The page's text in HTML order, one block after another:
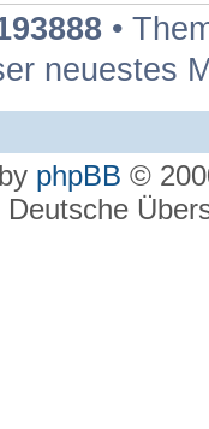
•
neuestes
phpBB ©
Deutsche